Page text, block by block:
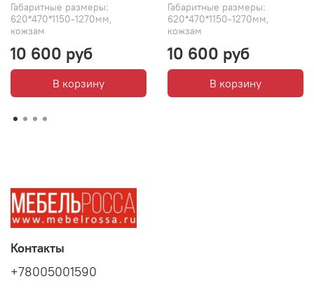
Габаритные размеры:
620*470*1150-1270мм,
кожзам
10 600 руб
В корзину
Габаритные размеры:
620*470*1150-1270мм,
кожзам
10 600 руб
В корзину
Контакты
+78005001590